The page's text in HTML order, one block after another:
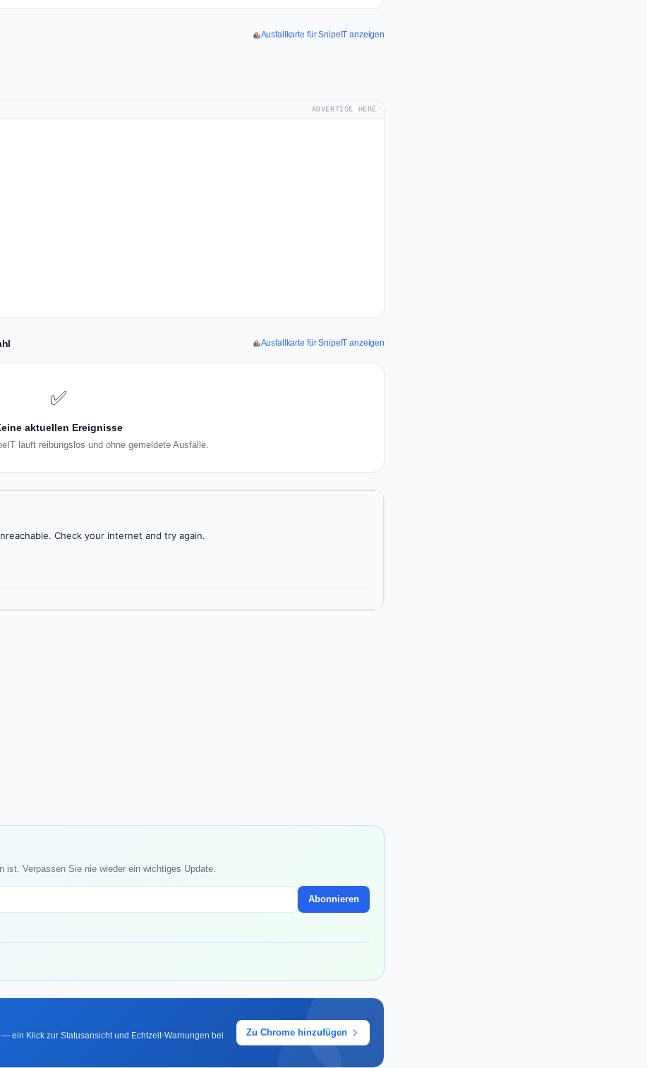
Ausfallkarte für SnipeIT anzeigen
ADVERTISE HERE
Ausfallkarte für SnipeIT anzeigen
✅
aktuellen Ereignisse
läuft reibungslos und ohne gemeldete Ausfälle.
Check your internet and try again.
Verpassen Sie nie wieder ein wichtiges Update.
Abonnieren
ein Klick zur Statusansicht und Echtzeit-Warnungen bei
Zu Chrome hinzufügen